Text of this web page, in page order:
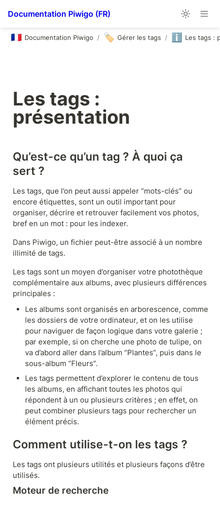
Documentation Piwigo (FR)
🇫🇷 Documentation Piwigo / 🏷️ Gérer les tags / ℹ️ Les tags :
Les tags :
présentation
Qu’est-ce qu’un tag ? À quoi ça
sert ?
Les tags, que l’on peut aussi appeler “mots-clés” ou
encore étiquettes, sont un outil important pour
organiser, décrire et retrouver facilement vos photos,
bref en un mot : pour les indexer.
Dans Piwigo, un fichier peut-être associé à un nombre
illimité de tags.
Les tags sont un moyen d’organiser votre photothèque
complémentaire aux albums, avec plusieurs différences
principales :
Les albums sont organisés en arborescence, comme
les dossiers de votre ordinateur, et on les utilise
pour naviguer de façon logique dans votre galerie ;
par exemple, si on cherche une photo de tulipe, on
va d’abord aller dans l’album “Plantes”, puis dans le
sous-album “Fleurs”.
Les tags permettent d’explorer le contenu de tous
les albums, en affichant toutes les photos qui
répondent à un ou plusieurs critères ; en effet, on
peut combiner plusieurs tags pour rechercher un
élément précis.
Comment utilise-t-on les tags ?
Les tags ont plusieurs utilités et plusieurs façons d’être
utilisés.
Moteur de recherche